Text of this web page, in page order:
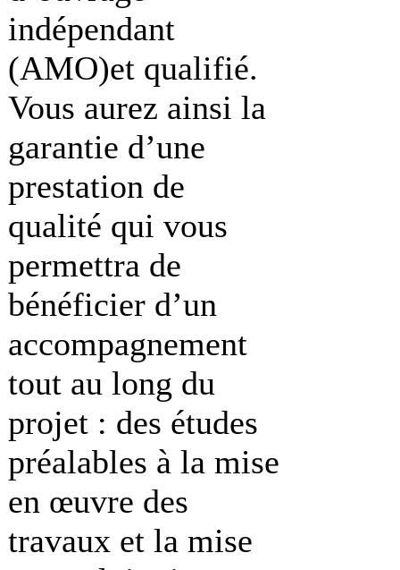
indépendant
(AMO)et qualifié.
Vous aurez ainsi la
garantie d’une
prestation de
qualité qui vous
permettra de
bénéficier d’un
accompagnement
tout au long du
projet : des études
préalables à la mise
en œuvre des
travaux et la mise